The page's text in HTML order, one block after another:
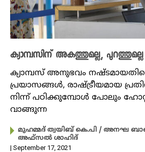
ക്യാമ്പസിന് അകത്തുമല്ല, പുറത്തുമല്ല
ക്യാമ്പസ് അനുഭവം
പ്രയാസങ്ങൾ, രാഷ്ട്രീയമായ
നിന്ന് പഠിക്കുമ്പോൾ പോലും
വാങ്ങുന്ന
മുഹമ്മദ് ത്വയിബ് കെ.പി / അനഘ
അഫ്സൽ ശാഹിദ്
| September 17, 2021